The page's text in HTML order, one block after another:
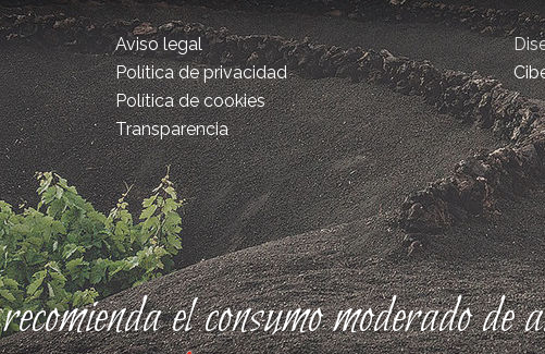
Aviso legal
Política de privacidad
Política de cookies
Transparencia
el consumo moderado de